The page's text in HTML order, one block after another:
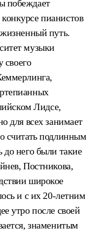
побеждает
пианистов
путь.
музыки
своего
Лидсе,
для всех занимает
считать подлинным
него были такие
Постникова,
широкое
и с их 20-летним
утро после своей
знаменитым